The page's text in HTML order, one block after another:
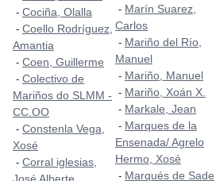
- Cociña, Olalla
- Coello Rodríguez,
Amantia
- Coen, Guillerme
- Colectivo de
Mariños do SLMM -
CC.OO
- Constenla Vega,
Xosé
- Corral iglesias,
- Marín Suarez,
Carlos
- Mariño del Río,
Manuel
- Mariño, Manuel
- Mariño, Xoán X.
- Markale, Jean
- Marques de la
Ensenada/ Agrelo
Hermo, Xosé
- Marqués de Sade